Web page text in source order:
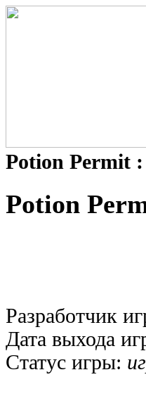
Potion Permit :
Potion
Разработчик
Дата выхода
Статус игры: